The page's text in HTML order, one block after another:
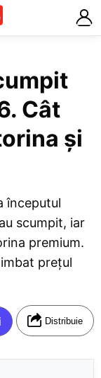
Cât
și
începutul
scumpit, iar
premium.
prețul
Distribuie